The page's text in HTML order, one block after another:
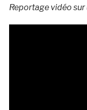
Reportage vidéo sur